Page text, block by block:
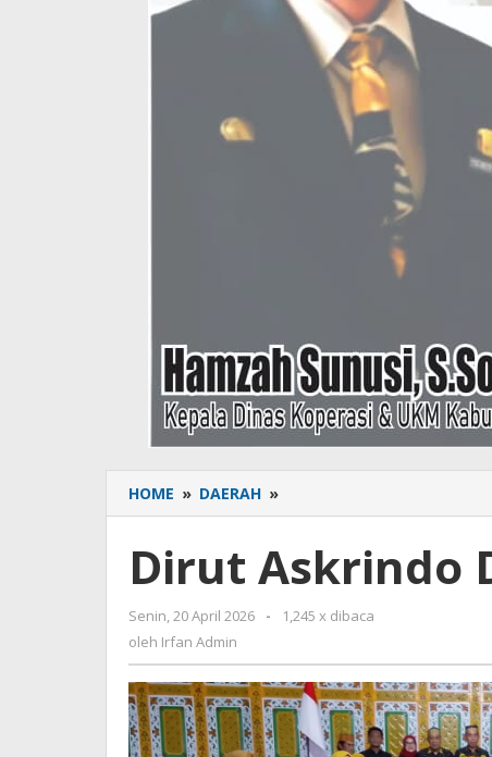
HOME » DAERAH »
Askrindo
Secara
Adat
Dirut Askrindo
Senin, 20 April 2026
oleh
-
1,245 x dibaca
oleh Irfan Admin